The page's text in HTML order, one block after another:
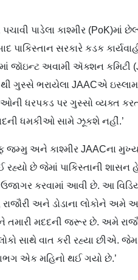
પચાવી પાડેલા કાશ્મીર (PoK)માં
પાકિસ્તાન સરકારે કડક
જૉઇન્ટ અવામી ઍક્શન
ગુસ્સે ભરાયેલા JAACએ
ધરપકડ પર ગુસ્સો વ્યક્ત
ધમકીઓ સામે ઝૂકશે નહીં.’
જમ્મુ અને કાશ્મીર JAACના
રહ્યો છે જેમાં પાકિસ્તાની
ઉજાગર કરવામાં આવી છે. આ
રાજૌરી અને ડોડાના લોકોને
મદદની જરૂર છે. અમે
સાથે વાત કરી રહ્યા છીએ.
એક મહિનો થઈ ગયો છે.’